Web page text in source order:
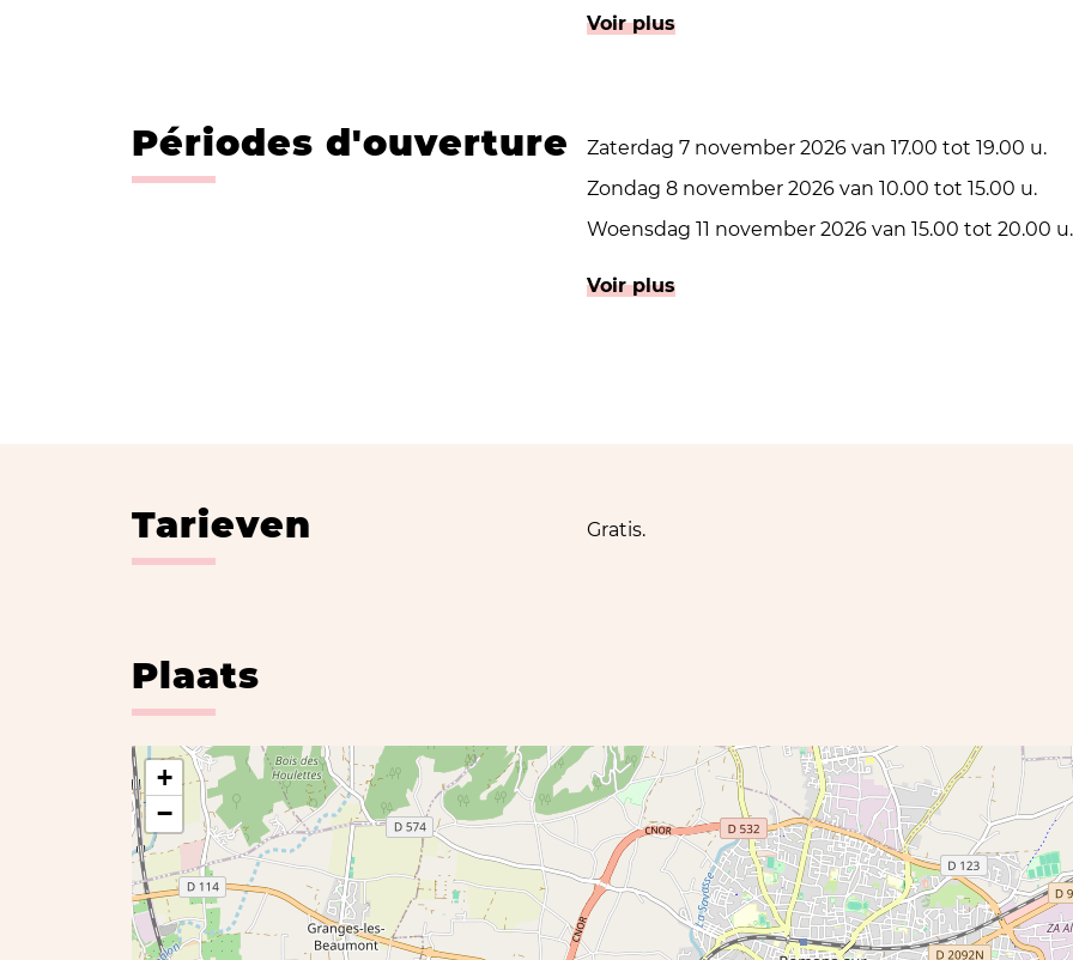
Plongez dans l’univers raffiné du XVIIᵉ siècle à
par un collectionneur passionné et mis en lumière
Sévigné, reflet d’une époque où l’art et la mode
Cette rencontre est réalisée grâce à la
Clérieu" qui célèbrent le patrimoine et l’artisanat
Voir plus
Périodes d'ouverture
Zaterdag 7 november 2026 van 17.00 tot 19.00 u.
Zondag 8 november 2026 van 10.00 tot 15.00 u.
Woensdag 11 november 2026 van 15.00 tot 20.00 u.
Voir plus
Tarieven Gratis.
Plaats
+
−